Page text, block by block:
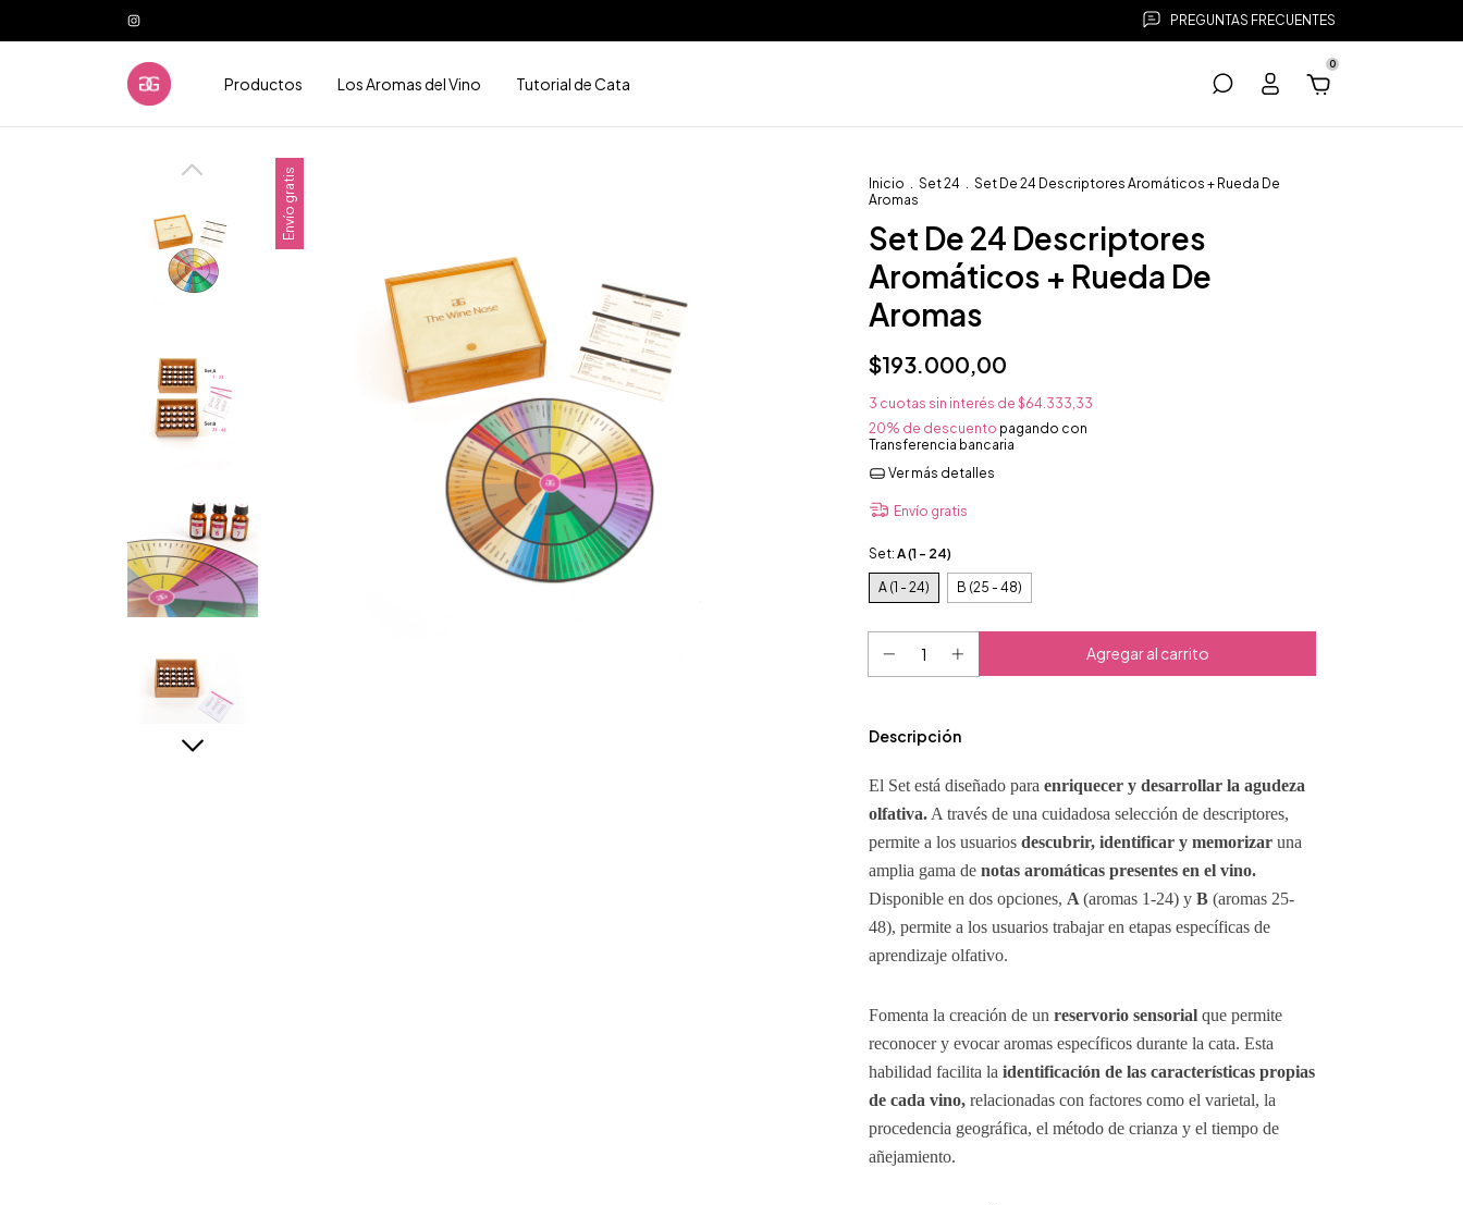
PREGUNTAS FRECUENTES
Productos Los Aromas del Vino Tutorial de Cata
0
Envío gratis Inicio . Set 24 . Set De 24 Descriptores Aromáticos + Rueda De
Aromas
Set De 24 Descriptores
Aromáticos + Rueda De
Aromas
$193.000,00
3 cuotas sin interés de $64.333,33
20% de descuento pagando con
Transferencia bancaria
Ver más detalles
Envío gratis
Set: A (1 - 24)
A (1 - 24) B (25 - 48)
Descripción
El Set está diseñado para enriquecer y desarrollar la agudeza
olfativa. A través de una cuidadosa selección de descriptores,
permite a los usuarios descubrir, identificar y memorizar una
amplia gama de notas aromáticas presentes en el vino.
Disponible en dos opciones, A (aromas 1-24) y B (aromas 25-
48), permite a los usuarios trabajar en etapas específicas de
aprendizaje olfativo.
Fomenta la creación de un reservorio sensorial que permite
reconocer y evocar aromas específicos durante la cata. Esta
habilidad facilita la identificación de las características propias
de cada vino, relacionadas con factores como el varietal, la
procedencia geográfica, el método de crianza y el tiempo de
añejamiento.